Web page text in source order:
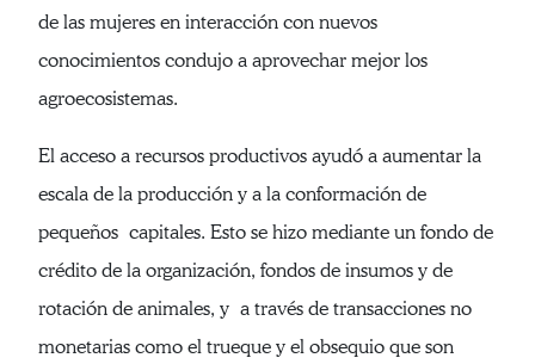
de las mujeres en interacción con nuevos
conocimientos condujo a aprovechar mejor los
agroecosistemas.
El acceso a recursos productivos ayudó a aumentar la
escala de la producción y a la conformación de
pequeños capitales. Esto se hizo mediante un fondo de
crédito de la organización, fondos de insumos y de
rotación de animales, y a través de transacciones no
monetarias como el trueque y el obsequio que son